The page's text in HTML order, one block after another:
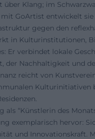
über Klang; im
mit GoArtist entwickelt sie
gegen den
in Kulturinstitutionen,
Er verbindet lokale
der Nachhaltigkeit und
reicht von
Kulturinitiativen
als “Künstlerin des
exemplarisch hervor:
und Innovationskraft.